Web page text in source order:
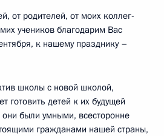
от родителей, от моих коллег-
учеников благодарим Вас
к нашему празднику –
школы с новой школой,
готовить детей к их будущей
были умными, всесторонне
гражданами нашей страны,